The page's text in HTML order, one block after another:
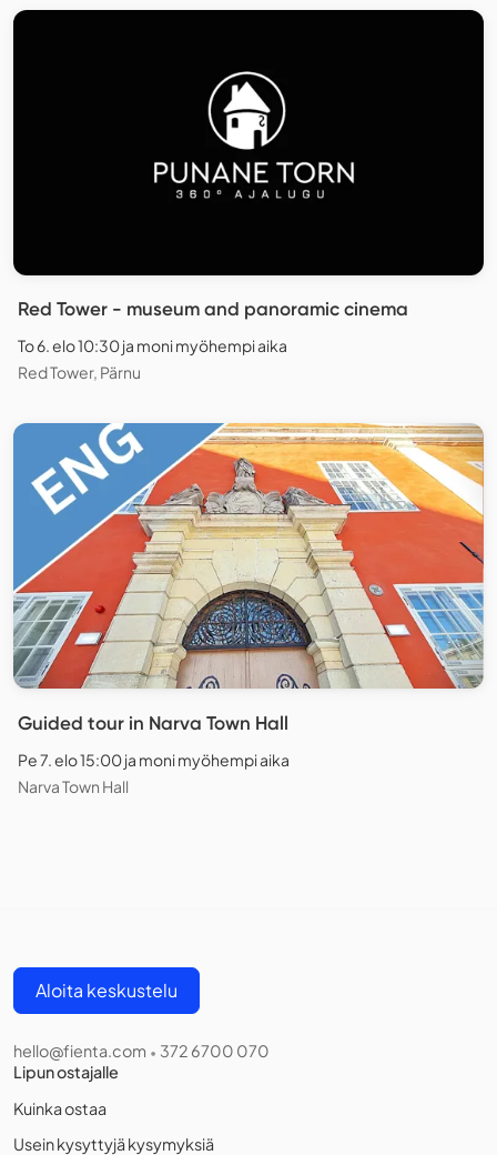
Red Tower - museum and panoramic cinema
To 6. elo 10:30 ja moni myöhempi aika
Red Tower, Pärnu
Guided tour in Narva Town Hall
Pe 7. elo 15:00 ja moni myöhempi aika
Narva Town Hall
Aloita keskustelu
hello@fienta.com • 372 6700 070
Lipun ostajalle
Kuinka ostaa
Usein kysyttyjä kysymyksiä